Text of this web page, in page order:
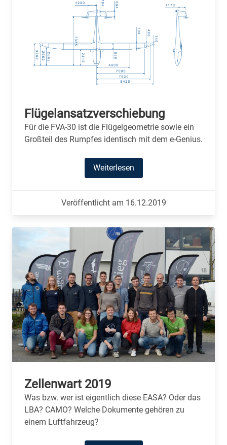
Flügelansatzverschiebung
Für die FVA-30 ist die Flügelgeometrie sowie ein
Großteil des Rumpfes identisch mit dem e-Genius.
Weiterlesen
Veröffentlicht am 16.12.2019
Zellenwart 2019
Was bzw. wer ist eigentlich diese EASA? Oder das
LBA? CAMO? Welche Dokumente gehören zu
einem Luftfahrzeug?